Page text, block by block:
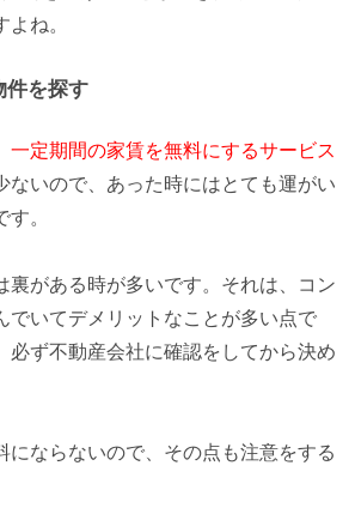
ね。
件を探す
一定期間の家賃を無料にするサービス
ないので、あった時にはとても運がい
。
裏がある時が多いです。それは、コン
でいてデメリットなことが多い点で
必ず不動産会社に確認をしてから決め
にならないので、その点も注意をする